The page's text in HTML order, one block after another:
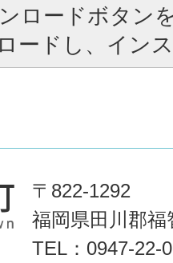
ロードボタン
ードし、イン
〒822-1292
福岡県田川郡福
TEL：0947-22-